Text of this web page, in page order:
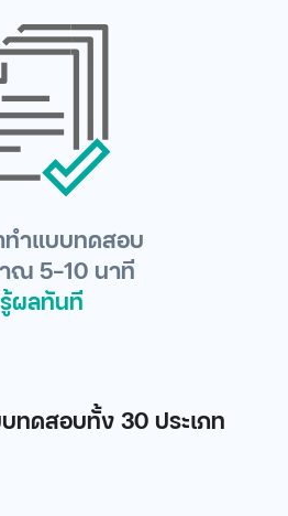
ทำแบบทดสอบ
ณ 5-10 นาที
รู้ผลทันที
ทดสอบทั้ง 30 ประเภท